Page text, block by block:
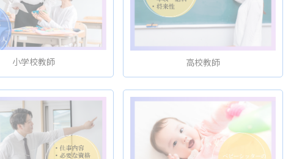
小学校教師 高校教師